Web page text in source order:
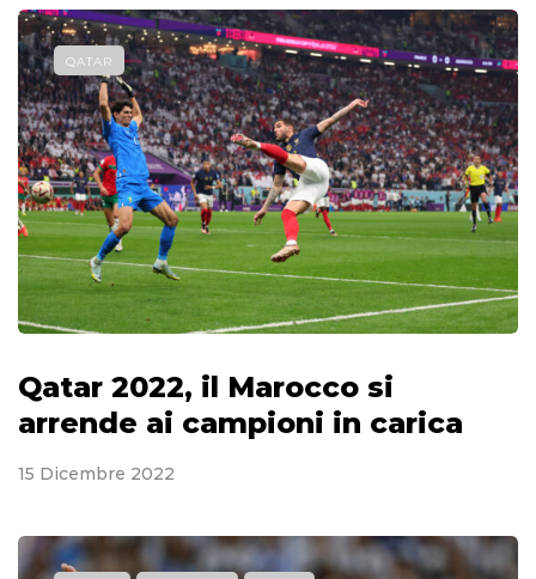
QATAR
Qatar 2022, il Marocco si
arrende ai campioni in carica
15 Dicembre 2022